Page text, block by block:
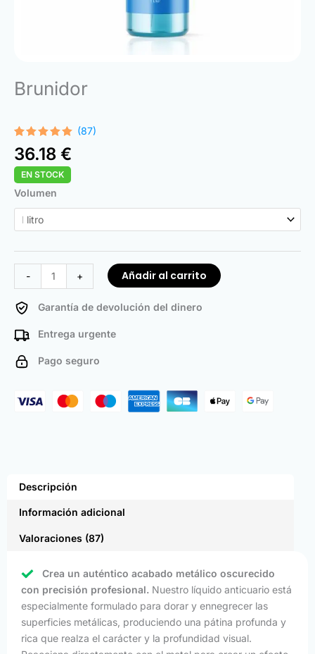
Brunidor
Valorado
con4.83
de 5 en
base a
87
valoraciones
de
(87)
36.18 €
EN STOCK
Volumen
-
Antiquing
Fluid
cantidad
+ Añadir al carrito
Garantía de devolución del dinero
Entrega urgente
Pago seguro
Descripción
Información adicional
Valoraciones (87)
Crea un auténtico acabado metálico oscurecido
con precisión profesional. Nuestro líquido anticuario está
especialmente formulado para dorar y ennegrecer las
superficies metálicas, produciendo una pátina profunda y
rica que realza el carácter y la profundidad visual.